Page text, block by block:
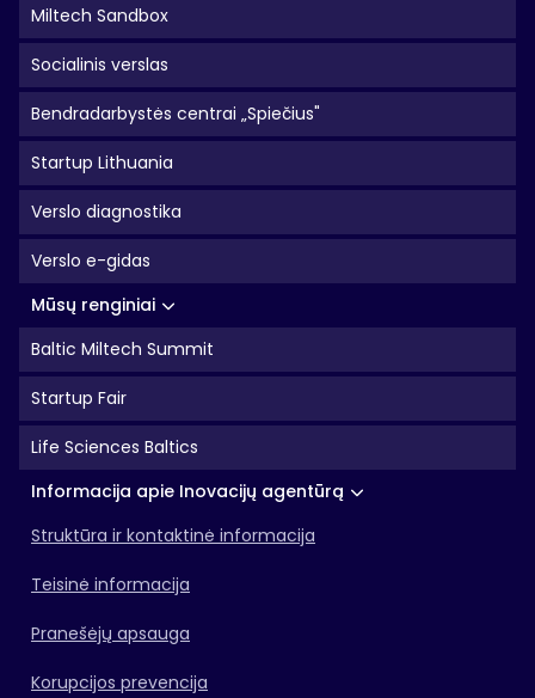
Miltech Sandbox
Socialinis verslas
Bendradarbystės centrai „Spiečius"
Startup Lithuania
Verslo diagnostika
Verslo e-gidas
Mūsų renginiai
Baltic Miltech Summit
Startup Fair
Life Sciences Baltics
Informacija apie Inovacijų agentūrą
Struktūra ir kontaktinė informacija
Teisinė informacija
Pranešėjų apsauga
Korupcijos prevencija